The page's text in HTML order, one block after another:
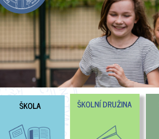
ŠKOLA ŠKOLNÍ DRUŽINA